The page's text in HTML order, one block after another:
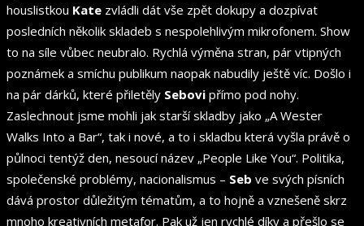
houslistkou Kate zvládli dát vše zpět dokupy a dozpívat
posledních několik skladeb s nespolehlivým mikrofonem. Show
to na síle vůbec neubralo. Rychlá výměna stran, pár vtipných
poznámek a smíchu publikum naopak nabudily ještě víc. Došlo i
na pár dárků, které přiletěly Sebovi přímo pod nohy.
Zaslechnout jsme mohli jak starší skladby jako „A Wester
Walks Into a Bar“, tak i nové, a to i skladbu která vyšla právě o
půlnoci tentýž den, nesoucí název „People Like You“. Politika,
společenské problémy, nacionalismus – Seb ve svých písních
dává prostor důležitým tématům, a to hojně a vznešeně skrz
mnoho kreativních metafor. Pak už jen rychlé díky a přešlo se